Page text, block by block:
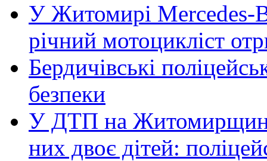
У Житомирі Mercedes-
річний мотоцикліст
Бердичівські
безпеки
У ДТП на Житомирщині
них двоє дітей: